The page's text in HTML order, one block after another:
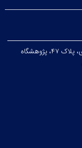
خ انقلاب، خیابان ابوریحان، خیابان نظری، پلاک ۴۷، پژوهشگاه